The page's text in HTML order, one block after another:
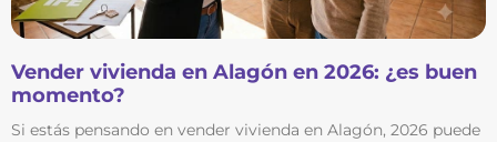
Vender vivienda en Alagón en 2026: ¿es buen
momento?
Si estás pensando en vender vivienda en Alagón, 2026 puede